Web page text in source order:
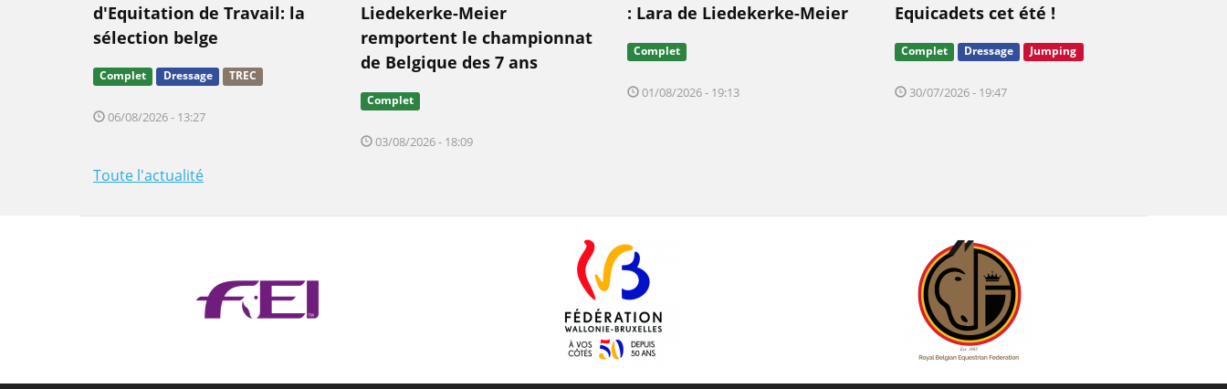
d'Equitation de Travail: la
sélection belge
Complet Dressage TREC
06/08/2026 - 13:27
Liedekerke-Meier
remportent le championnat
de Belgique des 7 ans
Complet
03/08/2026 - 18:09
: Lara de Liedekerke-Meier
Complet
01/08/2026 - 19:13
Equicadets cet été !
Complet Dressage Jumping
30/07/2026 - 19:47
Toute l'actualité